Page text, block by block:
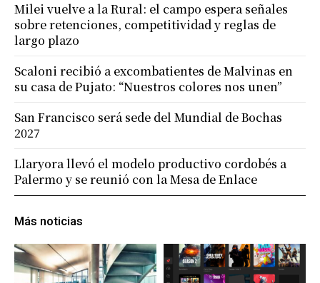
Más noticias
Milei vuelve a la Rural: el campo espera señales
sobre retenciones, competitividad y reglas de
largo plazo
Scaloni recibió a excombatientes de Malvinas en
su casa de Pujato: “Nuestros colores nos unen”
San Francisco será sede del Mundial de Bochas
2027
Llaryora llevó el modelo productivo cordobés a
Palermo y se reunió con la Mesa de Enlace